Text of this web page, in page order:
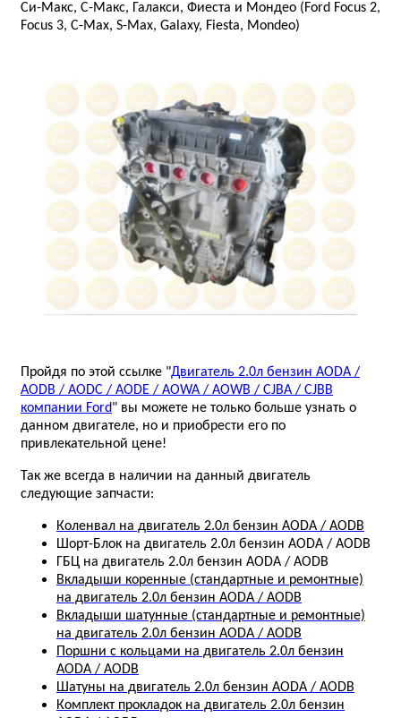
Си-Макс, С-Макс, Галакси, Фиеста и Мондео (Ford Focus 2,
Focus 3, C-Max, S-Max, Galaxy, Fiesta, Mondeo)
Пройдя по этой ссылке "Двигатель 2.0л бензин AODA /
AODB / AODC / AODE / AOWA / AOWB / CJBA / CJBB
компании Ford" вы можете не только больше узнать о
данном двигателе, но и приобрести его по
привлекательной цене!
Так же всегда в наличии на данный двигатель
следующие запчасти:
Коленвал на двигатель 2.0л бензин AODA / AODB
Шорт-Блок на двигатель 2.0л бензин AODA / AODB
ГБЦ на двигатель 2.0л бензин AODA / AODB
Вкладыши коренные (стандартные и ремонтные)
на двигатель 2.0л бензин AODA / AODB
Вкладыши шатунные (стандартные и ремонтные)
на двигатель 2.0л бензин AODA / AODB
Поршни с кольцами на двигатель 2.0л бензин
AODA / AODB
Шатуны на двигатель 2.0л бензин AODA / AODB
Комплект прокладок на двигатель 2.0л бензин